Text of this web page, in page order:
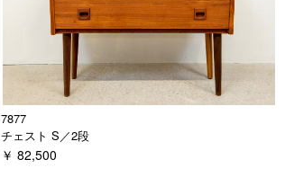
7877
チェスト S／2段
￥ 82,500